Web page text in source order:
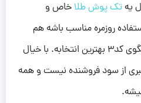
یهتک پوش طلا خاص و
روزمره مناسب باشه هم
جلوه خاصی به تیپتون بده، النگوی کد3 بهترین انتخابه. با خیال
از سود فروشنده نیست و همه